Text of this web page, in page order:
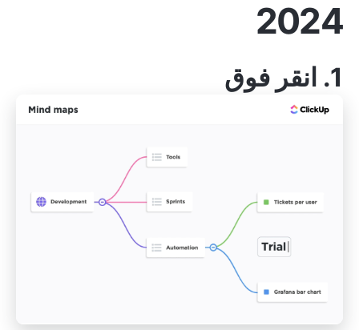
2024
1. انقر فوق